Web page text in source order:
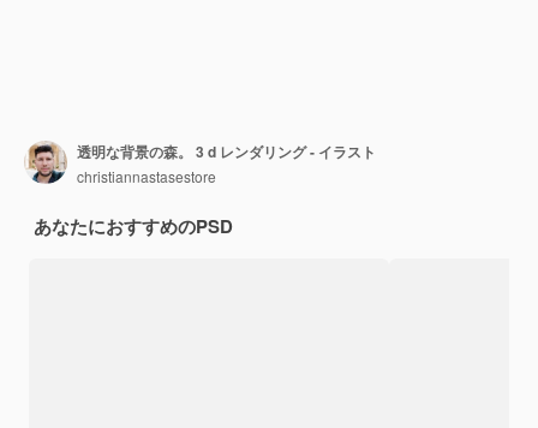
透明な背景の森。 3 d レンダリング - イラスト
christiannastasestore
あなたにおすすめのPSD